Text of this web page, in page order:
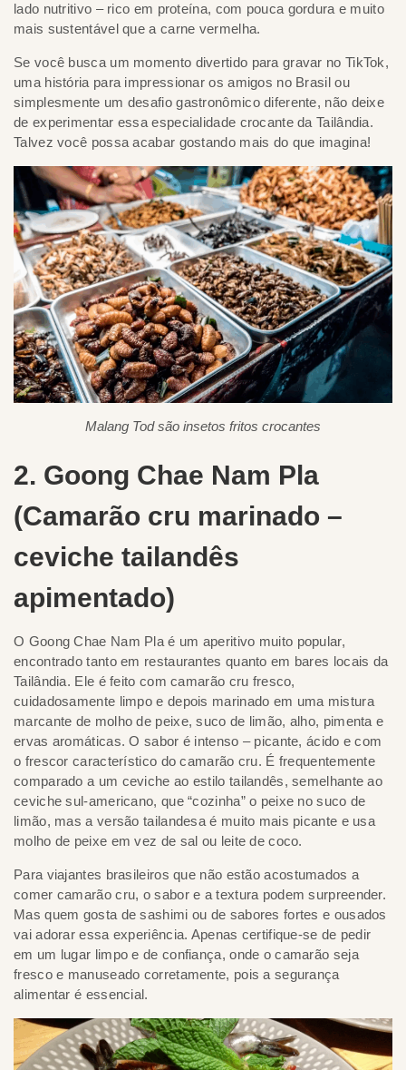
lado nutritivo – rico em proteína, com pouca gordura e muito
mais sustentável que a carne vermelha.
Se você busca um momento divertido para gravar no TikTok,
uma história para impressionar os amigos no Brasil ou
simplesmente um desafio gastronômico diferente, não deixe
de experimentar essa especialidade crocante da Tailândia.
Talvez você possa acabar gostando mais do que imagina!
Malang Tod são insetos fritos crocantes
2. Goong Chae Nam Pla
(Camarão cru marinado –
ceviche tailandês
apimentado)
O Goong Chae Nam Pla é um aperitivo muito popular,
encontrado tanto em restaurantes quanto em bares locais da
Tailândia. Ele é feito com camarão cru fresco,
cuidadosamente limpo e depois marinado em uma mistura
marcante de molho de peixe, suco de limão, alho, pimenta e
ervas aromáticas. O sabor é intenso – picante, ácido e com
o frescor característico do camarão cru. É frequentemente
comparado a um ceviche ao estilo tailandês, semelhante ao
ceviche sul-americano, que “cozinha” o peixe no suco de
limão, mas a versão tailandesa é muito mais picante e usa
molho de peixe em vez de sal ou leite de coco.
Para viajantes brasileiros que não estão acostumados a
comer camarão cru, o sabor e a textura podem surpreender.
Mas quem gosta de sashimi ou de sabores fortes e ousados
vai adorar essa experiência. Apenas certifique-se de pedir
em um lugar limpo e de confiança, onde o camarão seja
fresco e manuseado corretamente, pois a segurança
alimentar é essencial.